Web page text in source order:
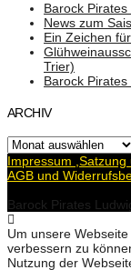
Barock
News zum
Ein Zeichen
Trier)
Barock
ARCHIV
Archiv
Impressum
AGB und
Barock Pirates
Um unsere
verbessern zu
Nutzung der